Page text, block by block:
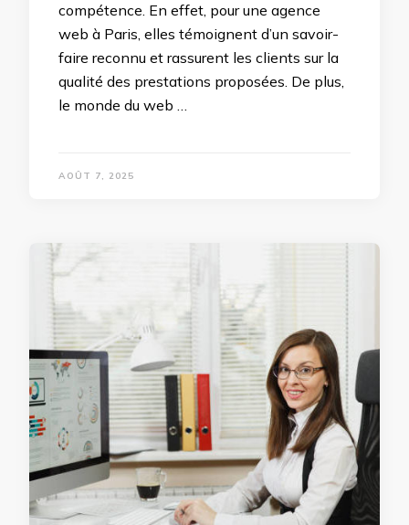
compétence. En effet, pour une agence
web à Paris, elles témoignent d’un savoir-
faire reconnu et rassurent les clients sur la
qualité des prestations proposées. De plus,
le monde du web …
AOÛT 7, 2025